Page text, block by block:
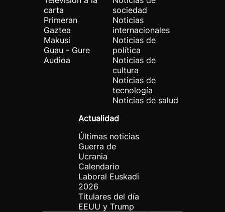
carta
Primeran
Gaztea
Makusi
Guau - Gure
Audioa
sociedad
Noticias
internacionales
Noticias de
política
Noticias de
cultura
Noticias de
tecnología
Noticias de salud
Actualidad
Últimas noticias
Guerra de
Ucrania
Calendario
Laboral Euskadi
2026
Titulares del día
EEUU y Trump